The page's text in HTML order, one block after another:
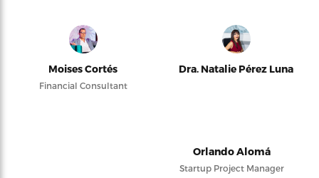
Moises Cortés
Financial Consultant
Dra. Natalie Pérez Luna
Orlando Alomá
Startup Project Manager